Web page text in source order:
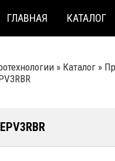
ГЛАВНАЯ КАТАЛОГ
» Каталог »